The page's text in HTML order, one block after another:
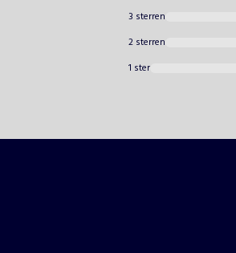
3 sterren
2 sterren
1 ster